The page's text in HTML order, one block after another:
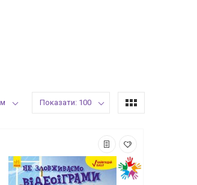
Показати: 100